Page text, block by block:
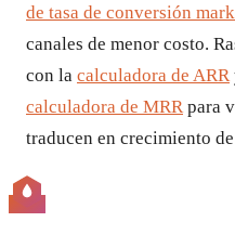
de tasa de conversión
canales de menor costo.
con la calculadora de ARR
calculadora de MRR para
traducen en crecimiento